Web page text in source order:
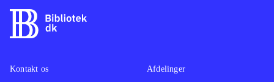
15 er, præcis som FIFA 14, et studie i
virkelig professionelt og stilrent
Der er ingen tvivl om at FIFA sidder
Kontakt os
Afdelinger